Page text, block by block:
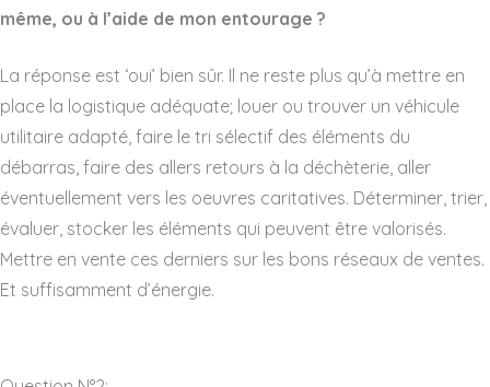
même, ou à l’aide de mon entourage ?
La réponse est ‘oui’ bien sûr. Il ne reste plus qu’à mettre en
place la logistique adéquate; louer ou trouver un véhicule
utilitaire adapté, faire le tri sélectif des éléments du
débarras, faire des allers retours à la déchèterie, aller
éventuellement vers les oeuvres caritatives. Déterminer, trier,
évaluer, stocker les éléments qui peuvent être valorisés.
Mettre en vente ces derniers sur les bons réseaux de ventes.
Et suffisamment d’énergie.